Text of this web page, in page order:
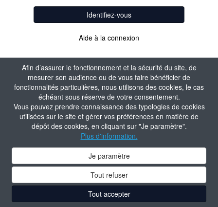
Afin d’assurer le fonctionnement et la sécurité du site, de
mesurer son audience ou de vous faire bénéficier de
fonctionnalités particulières, nous utilisons des cookies, le cas
échéant sous réserve de votre consentement.
Vous pouvez prendre connaissance des typologies de cookies
utilisées sur le site et gérer vos préférences en matière de
dépôt des cookies, en cliquant sur "Je paramètre".
Plus d'information.
Je paramètre
Tout refuser
Tout accepter
Identifiez-vous
Aide à la connexion